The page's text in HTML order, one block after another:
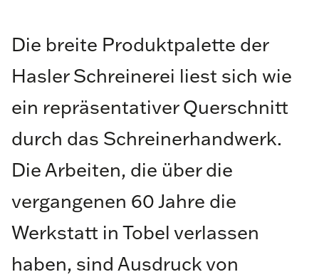
Die breite Produktpalette der
Hasler Schreinerei liest sich wie
ein repräsentativer Querschnitt
durch das Schreinerhandwerk.
Die Arbeiten, die über die
vergangenen 60 Jahre die
Werkstatt in Tobel verlassen
haben, sind Ausdruck von